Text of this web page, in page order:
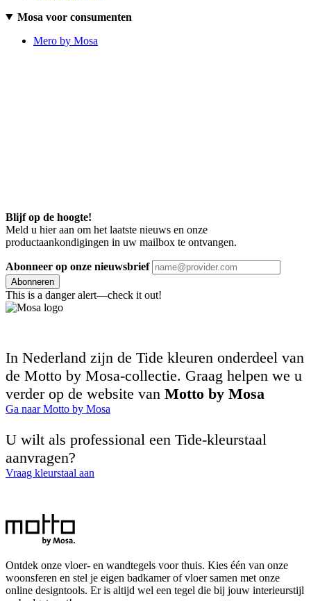
Mosa voor consumenten
Mero by Mosa
Blijf op de hoogte!
Meld u hier aan om het laatste nieuws en onze
productaankondigingen in uw mailbox te ontvangen.
Abonneer op onze nieuwsbrief
Abonneren
This is a danger alert—check it out!
In Nederland zijn de Tide kleuren onderdeel van
de Motto by Mosa-collectie. Graag helpen we u
verder op de website van Motto by Mosa
Ga naar Motto by Mosa
U wilt als professional een Tide-kleurstaal
aanvragen?
Vraag kleurstaal aan
Ontdek onze vloer- en wandtegels voor thuis. Kies één van onze
woonsferen en stel je eigen badkamer of vloer samen met onze
online designtools. Er is altijd wel een tegel die bij jouw interieurstijl